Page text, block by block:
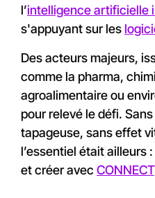
l’intelligence artificielle
s'appuyant sur les
Des acteurs majeurs,
comme la pharma,
agroalimentaire ou
pour relevé le défi.
tapageuse, sans effet
l’essentiel était ailleurs
et créer avec CONNECT